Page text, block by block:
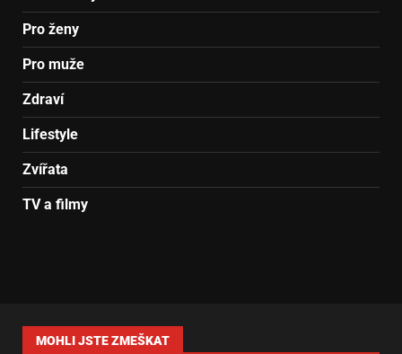
Pro ženy
Pro muže
Zdraví
Lifestyle
Zvířata
TV a filmy
MOHLI JSTE ZMEŠKAT